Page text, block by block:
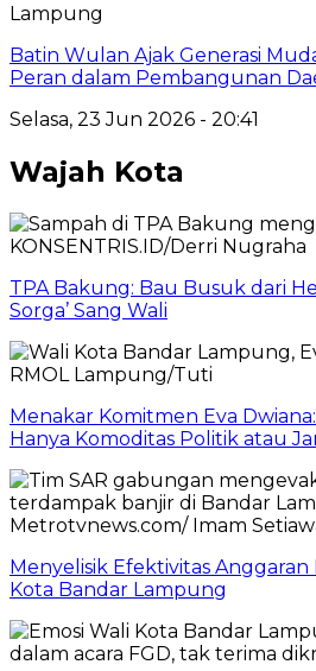
Lampung
Batin Wulan Ajak Generasi
Peran dalam Pembangunan
Selasa, 23 Jun 2026 - 20:41
Wajah Kota
TPA Bakung: Bau Busuk dari
Sorga’ Sang Wali
Menakar Komitmen Eva
Hanya Komoditas Politik atau
Menyelisik Efektivitas
Kota Bandar Lampung